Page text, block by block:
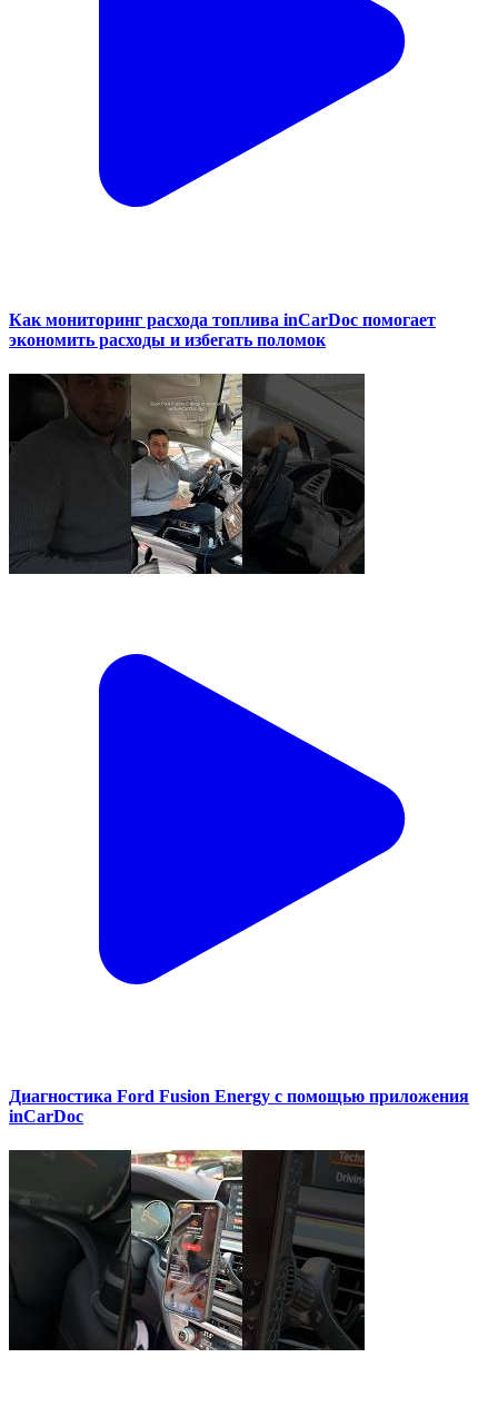
Как мониторинг расхода топлива inCarDoc помогает
экономить расходы и избегать поломок
Диагностика Ford Fusion Energy с помощью приложения
inCarDoc